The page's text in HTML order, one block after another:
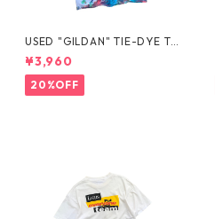
USED "GILDAN" TIE-DYE TE
E
¥3,960
20%OFF